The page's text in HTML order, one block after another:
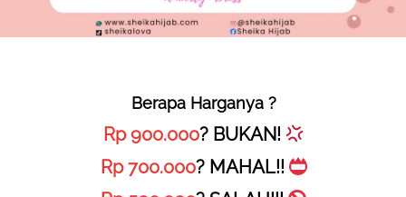
Berapa Harganya ?
Rp 900.000? BUKAN!
Rp 700.000? MAHAL!!